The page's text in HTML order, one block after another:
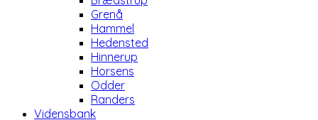
Grenå
Hammel
Hedensted
Hinnerup
Horsens
Odder
Randers
Vidensbank